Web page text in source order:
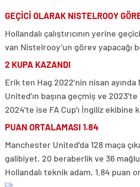
GEÇİCİ OLARAK NISTELROOY
Hollandalı çalıştırıcının yerine
van Nistelrooy’un görev yapacağı
2 KUPA KAZANDI
Erik ten Hag 2022’nin nisan
United’ın başına geçmiş ve
2024’te ise FA Cup’ı İngiliz ekibine
PUAN ORTALAMASI 1.84
Manchester United’da 128 maça
galibiyet, 20 beraberlik ve 36
Hollandalı teknik adam, 1.84 puan